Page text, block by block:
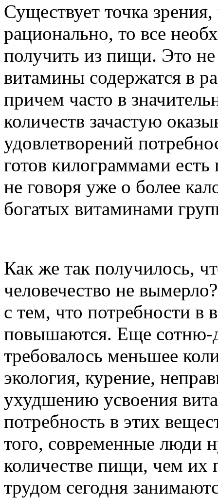
Существует точка зрения,
рационально, то все
получить из пищи. Это не
витамины содержатся в
причем часто в
количеств зачастую
удовлетворений
готов килограммами
не говоря уже о более
богатых витаминами
Как же так получилось,
человечество не
с тем, что потребности в
повышаются. Еще сотню-
требовалось меньшее
экология, курение,
ухудшению усвоения
потребность в этих
того, современные люди
количестве пищи, чем
трудом сегодня